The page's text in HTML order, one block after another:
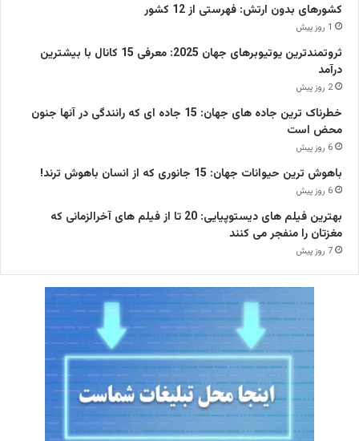
کشورهای بدون ارتش: فهرستی از 12 کشور
1 روز پیش
ثروتمندترین یوتیوبرهای جهان 2025: معرفی 15 کانال با بیشترین
درآمد
2 روز پیش
خطرناک ترین جاده های جهان: 15 جاده ای که رانندگی در آنها جنون
محض است
6 روز پیش
باهوش ترین حیوانات جهان: 15 جانوری که از انسان باهوش ترند!
6 روز پیش
بهترین فیلم های دیستوپیایی: 20 تا از فیلم های آخرالزمانی که
مغزتان را منفجر می کنند
7 روز پیش